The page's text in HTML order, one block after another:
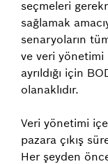
seçmeleri
sağlamak
senaryoların
ve veri yönetimi
ayrıldığı için
olanaklıdır.
Veri yönetimi
pazara çıkış
Her şeyden